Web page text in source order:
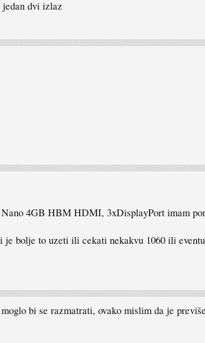
jedan dvi izlaz
4GB HBM HDMI, 3xDisplayPort imam
bolje to uzeti ili cekati nekakvu 1060 ili
bi se razmatrati, ovako mislim da je